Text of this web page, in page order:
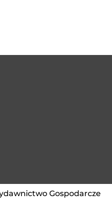
Gospodarcze